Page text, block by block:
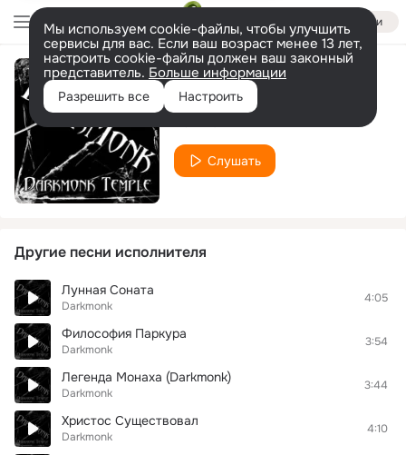
Войти
Мы используем cookie-файлы, чтобы улучшить
сервисы для вас. Если ваш возраст менее 13 лет,
настроить cookie-файлы должен ваш законный
представитель. Больше информации
Разрешить все Настроить
Сердце трейсера
Слушать
Другие песни исполнителя
Лунная Соната
Darkmonk
4:05
Философия Паркура
Darkmonk
3:54
Легенда Монаха (Darkmonk)
Darkmonk
3:44
Христос Существовал
Darkmonk
4:10